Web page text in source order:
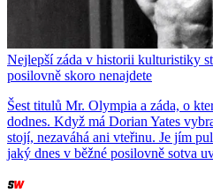
Nejlepší záda v historii kulturistiky
posilovně skoro nenajdete
Šest titulů Mr. Olympia a záda, o
dodnes. Když má Dorian Yates
stojí, nezaváhá ani vteřinu. Je jím
jaký dnes v běžné posilovně sotva